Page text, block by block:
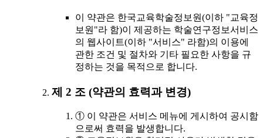
이 약관은 한국교육학술정보원(이하 "교육정
보원"라 함)이 제공하는 학술연구정보서비스
의 웹사이트(이하 "서비스" 라함)의 이용에
관한 조건 및 절차와 기타 필요한 사항을 규
정하는 것을 목적으로 합니다.
제 2 조 (약관의 효력과 변경)
① 이 약관은 서비스 메뉴에 게시하여 공시함
으로써 효력을 발생합니다.